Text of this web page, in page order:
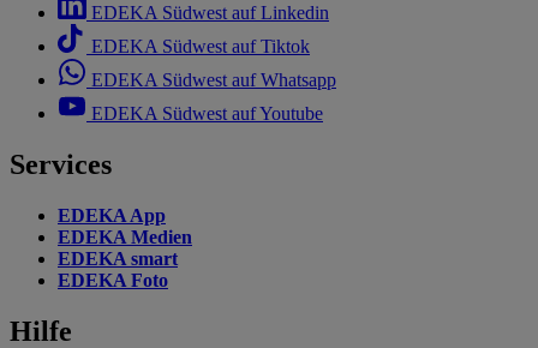
EDEKA Südwest auf Linkedin
EDEKA Südwest auf Tiktok
EDEKA Südwest auf Whatsapp
EDEKA Südwest auf Youtube
Services
EDEKA App
EDEKA Medien
EDEKA smart
EDEKA Foto
Hilfe